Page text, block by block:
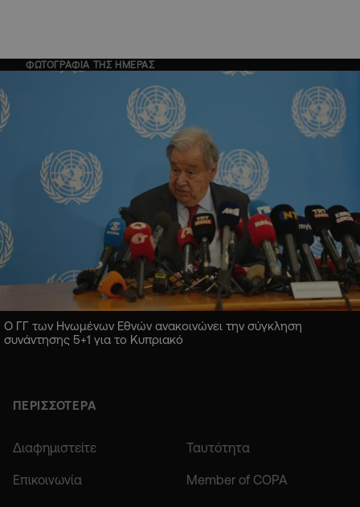
ΦΩΤΟΓΡΑΦΙΑ ΤΗΣ ΗΜΕΡΑΣ
Ο ΓΓ των Ηνωμένων Εθνών ανακοινώνει την σύγκληση
συνάντησης 5+1 για το Κυπριακό
ΠΕΡΙΣΣΟΤΕΡΑ
Διαφημιστείτε Ταυτότητα
Επικοινωνία Member of COPA